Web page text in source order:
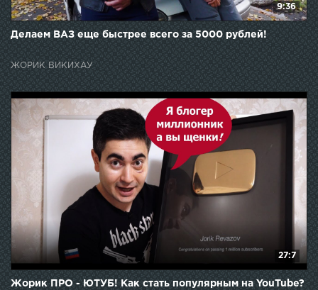
9:36
Делаем ВАЗ еще быстрее всего за 5000 рублей!
ЖОРИК ВИКИХАУ
27:7
Жорик ПРО - ЮТУБ! Как стать популярным на YouTube?